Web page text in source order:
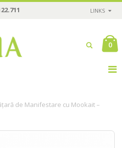
LINKS
0
de Manifestare cu Mookait –